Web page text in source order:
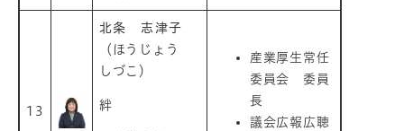
13
北条 志津子
（ほうじょう
しづこ）
絆
産業厚生常任
委員会 委員
長
議会広報広聴